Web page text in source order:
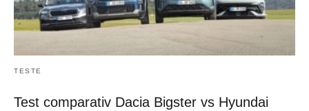
TESTE
Test comparativ Dacia Bigster vs Hyundai